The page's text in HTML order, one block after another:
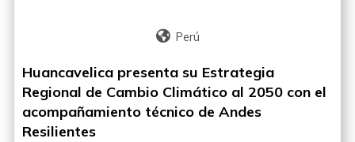
Perú
Huancavelica presenta su Estrategia
Regional de Cambio Climático al 2050 con el
acompañamiento técnico de Andes
Resilientes